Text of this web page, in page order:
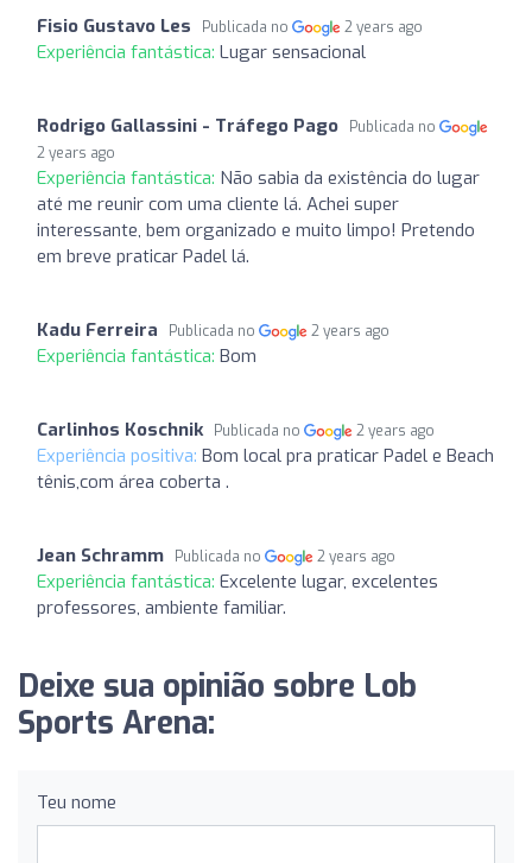
Fisio Gustavo Les Publicada no 2 years ago
Experiência fantástica: Lugar sensacional
Rodrigo Gallassini - Tráfego Pago
Publicada no
2 years ago
Experiência fantástica: Não sabia da existência do lugar
até me reunir com uma cliente lá. Achei super
interessante, bem organizado e muito limpo! Pretendo
em breve praticar Padel lá.
Kadu Ferreira Publicada no 2 years ago
Experiência fantástica: Bom
Carlinhos Koschnik Publicada no 2 years ago
Experiência positiva: Bom local pra praticar Padel e Beach
tênis,com área coberta .
Jean Schramm Publicada no 2 years ago
Experiência fantástica: Excelente lugar, excelentes
professores, ambiente familiar.
Deixe sua opinião sobre Lob
Sports Arena:
Teu nome